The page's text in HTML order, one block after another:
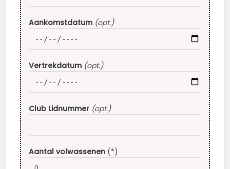
Aankomstdatum (opt.)
Vertrekdatum (opt.)
Club Lidnummer (opt.)
Aantal volwassenen(*)